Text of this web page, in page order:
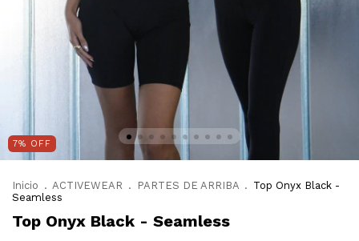
7% OFF
Inicio . ACTIVEWEAR . PARTES DE ARRIBA . Top Onyx Black -
Seamless
Top Onyx Black - Seamless